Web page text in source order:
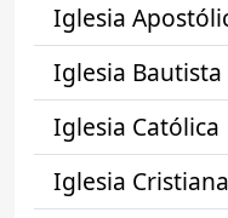
Iglesia
Iglesia Bautista
Iglesia Católica
Iglesia Cristiana